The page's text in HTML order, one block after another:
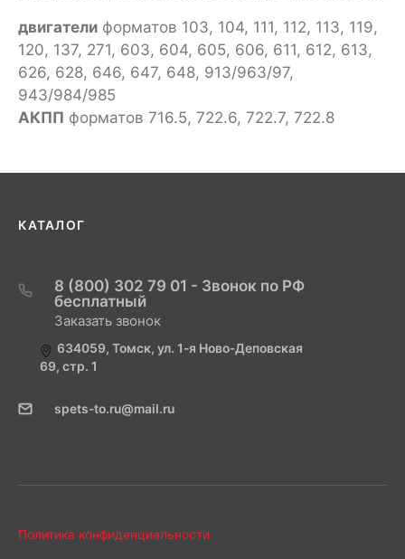
двигатели форматов 103, 104, 111, 112, 113, 119,
120, 137, 271, 603, 604, 605, 606, 611, 612, 613,
626, 628, 646, 647, 648, 913/963/97,
943/984/985
АКПП форматов 716.5, 722.6, 722.7, 722.8
КАТАЛОГ
8 (800) 302 79 01 - Звонок по РФ
бесплатный
Заказать звонок
634059, Томск, ул. 1-я Ново-Деповская
69, стр. 1
spets-to.ru@mail.ru
Политика конфиденциальности